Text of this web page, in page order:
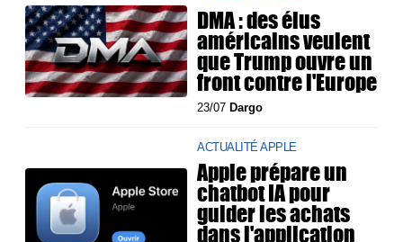
DMA : des élus
américains veulent
que Trump ouvre un
front contre l'Europe
23/07 Dargo
ACTUALITÉ APPLE
Apple prépare un
chatbot IA pour
guider les achats
dans l'application